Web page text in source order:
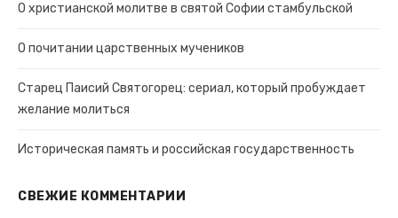
О христианской молитве в святой Софии стамбульской
О почитании царственных мучеников
Старец Паисий Святогорец: сериал, который пробуждает
желание молиться
Историческая память и российская государственность
СВЕЖИЕ КОММЕНТАРИИ